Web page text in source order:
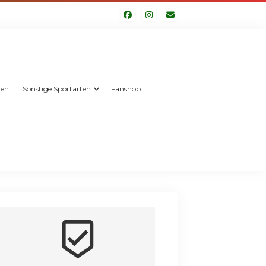
Sonstige Sportarten Fanshop
beenhere